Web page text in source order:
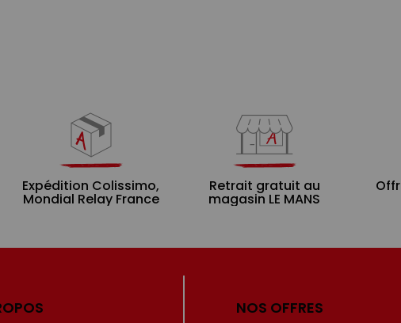
Expédition Colissimo,
Mondial Relay France
Retrait gratuit au
magasin LE MANS
NOS OFFRES